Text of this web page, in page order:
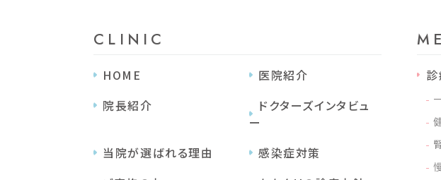
CLINIC
HOME
医院紹介
院⻑紹介
ドクターズインタビュ
ー
当院が選ばれる理由
感染症対策